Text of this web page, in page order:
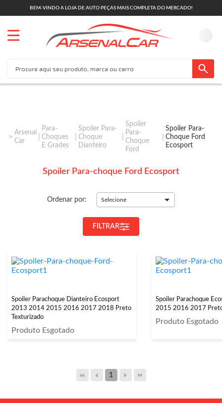
BEM-VINDO A LOJA DE AUTO PEÇAS MAIS COMPLETA DO MERCADO!
Arsenal
Car
Para-
Choques
E Grades
Spoiler Para-
Choque
Dianteiro
Spoiler
Para-
Choque
Ford
Spoiler Para-
Choque Ford
Ecosport
Spoiler Para-choque Ford Ecosport
Ordenar por: Selecione
FILTRAR
Spoiler Parachoque Dianteiro Ecosport
2013 2014 2015 2016 2017 2018 Preto
Texturizado
Produto Esgotado
Spoiler Parachoque
2015 2016 2017
Produto Esgotado
1